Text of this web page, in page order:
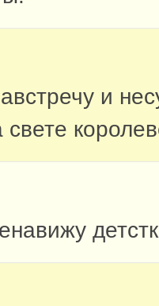
и
свете